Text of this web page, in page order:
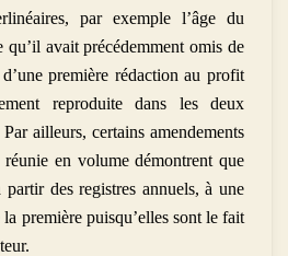
par exemple l’âge du
avait précédemment omis de
première rédaction au profit
reproduite dans les deux
ailleurs, certains amendements
en volume démontrent que
des registres annuels, à une
première puisqu’elles sont le fait